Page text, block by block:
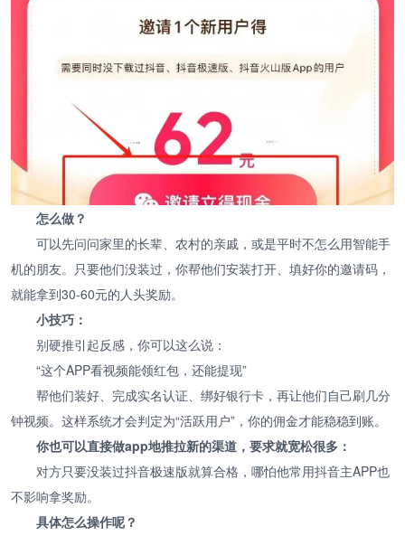
怎么做？
可以先问问家里的长辈、农村的亲戚，或是平时不怎么用智能手
机的朋友。只要他们没装过，你帮他们安装打开、填好你的邀请码，
就能拿到30-60元的人头奖励。
小技巧：
别硬推引起反感，你可以这么说：
“这个APP看视频能领红包，还能提现”
帮他们装好、完成实名认证、绑好银行卡，再让他们自己刷几分
钟视频。这样系统才会判定为“活跃用户”，你的佣金才能稳稳到账。
你也可以直接做app地推拉新的渠道，要求就宽松很多：
对方只要没装过抖音极速版就算合格，哪怕他常用抖音主APP也
不影响拿奖励。
具体怎么操作呢？